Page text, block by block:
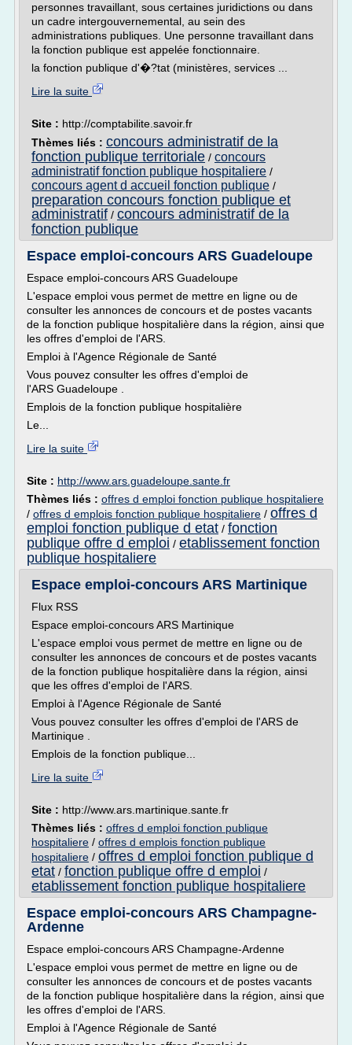
personnes travaillant, sous certaines juridictions ou dans
un cadre intergouvernemental, au sein des
administrations publiques. Une personne travaillant dans
la fonction publique est appelée fonctionnaire.
la fonction publique d'�?tat (ministères, services ...
Lire la suite
Site : http://comptabilite.savoir.fr
Thèmes liés : concours administratif de la
fonction publique territoriale / concours
administratif fonction publique hospitaliere /
concours agent d accueil fonction publique /
preparation concours fonction publique et
administratif / concours administratif de la
fonction publique
Espace emploi-concours ARS Guadeloupe
Espace emploi-concours ARS Guadeloupe
L'espace emploi vous permet de mettre en ligne ou de
consulter les annonces de concours et de postes vacants
de la fonction publique hospitalière dans la région, ainsi que
les offres d'emploi de l'ARS.
Emploi à l'Agence Régionale de Santé
Vous pouvez consulter les offres d'emploi de
l'ARS Guadeloupe .
Emplois de la fonction publique hospitalière
Le...
Lire la suite
Site : http://www.ars.guadeloupe.sante.fr
Thèmes liés : offres d emploi fonction publique hospitaliere
/ offres d emplois fonction publique hospitaliere / offres d
emploi fonction publique d etat / fonction
publique offre d emploi / etablissement fonction
publique hospitaliere
Espace emploi-concours ARS Martinique
Flux RSS
Espace emploi-concours ARS Martinique
L'espace emploi vous permet de mettre en ligne ou de
consulter les annonces de concours et de postes vacants
de la fonction publique hospitalière dans la région, ainsi
que les offres d'emploi de l'ARS.
Emploi à l'Agence Régionale de Santé
Vous pouvez consulter les offres d'emploi de l'ARS de
Martinique .
Emplois de la fonction publique...
Lire la suite
Site : http://www.ars.martinique.sante.fr
Thèmes liés : offres d emploi fonction publique
hospitaliere / offres d emplois fonction publique
hospitaliere / offres d emploi fonction publique d
etat / fonction publique offre d emploi /
etablissement fonction publique hospitaliere
Espace emploi-concours ARS Champagne-
Ardenne
Espace emploi-concours ARS Champagne-Ardenne
L'espace emploi vous permet de mettre en ligne ou de
consulter les annonces de concours et de postes vacants
de la fonction publique hospitalière dans la région, ainsi que
les offres d'emploi de l'ARS.
Emploi à l'Agence Régionale de Santé